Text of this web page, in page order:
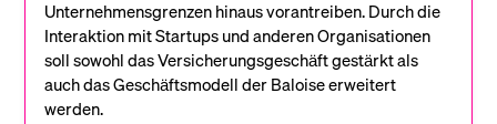
Unternehmensgrenzen hinaus vorantreiben. Durch die
Interaktion mit Startups und anderen Organisationen
soll sowohl das Versicherungsgeschäft gestärkt als
auch das Geschäftsmodell der Baloise erweitert
werden.